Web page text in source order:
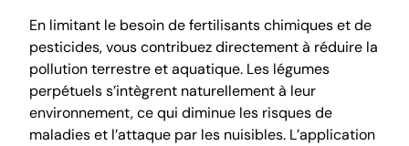
En limitant le besoin de fertilisants chimiques et de
pesticides, vous contribuez directement à réduire la
pollution terrestre et aquatique. Les légumes
perpétuels s’intègrent naturellement à leur
environnement, ce qui diminue les risques de
maladies et l’attaque par les nuisibles. L’application